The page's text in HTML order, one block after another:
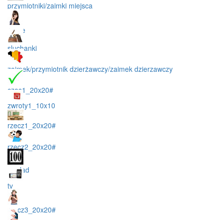
przymiotniki/zaimki miejsca
rozne
sluchanki
zaimek/przymiotnik dzierżawczy/zaimek dzierzawczy
czas1_20x20#
zwroty1_10x10
rzecz1_20x20#
rzecz2_20x20#
wyglad
tv
rzecz3_20x20#